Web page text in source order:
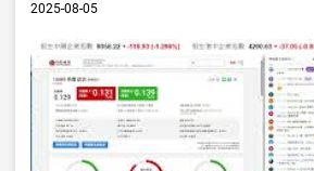
2025-08-05